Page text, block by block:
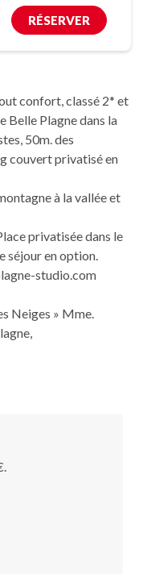
RÉSERVER
confort, classé 2* et
Belle Plagne dans la
50m. des
couvert privatisé en
à la vallée et
privatisée dans le
séjour en option.
studio.com
Neiges » Mme.